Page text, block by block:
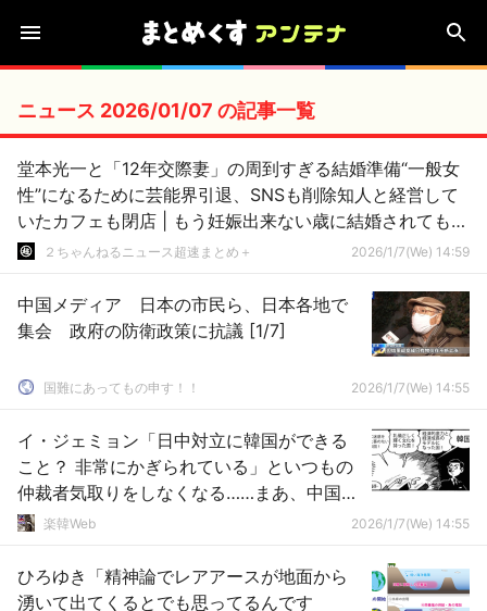
ニュース 2026/01/07 の記事一覧
堂本光一と「12年交際妻」の周到すぎる結婚準備“一般女
性”になるために芸能界引退、SNSも削除知人と経営して
いたカフェも閉店 | もう妊娠出来ない歳に結婚されてもな
ぁ
２ちゃんねるニュース超速まとめ＋ 2026/1/7(We) 14:59
中国メディア 日本の市民ら、日本各地で
集会 政府の防衛政策に抗議 [1/7]
国難にあってもの申す！！ 2026/1/7(We) 14:55
イ・ジェミョン「日中対立に韓国ができる
こと？ 非常にかぎられている」といつもの
仲裁者気取りをしなくなる……まあ、中国滞
在中に聞かれたらそうなるわな
楽韓Web 2026/1/7(We) 14:55
ひろゆき「精神論でレアアースが地面から
湧いて出てくるとでも思ってるんです